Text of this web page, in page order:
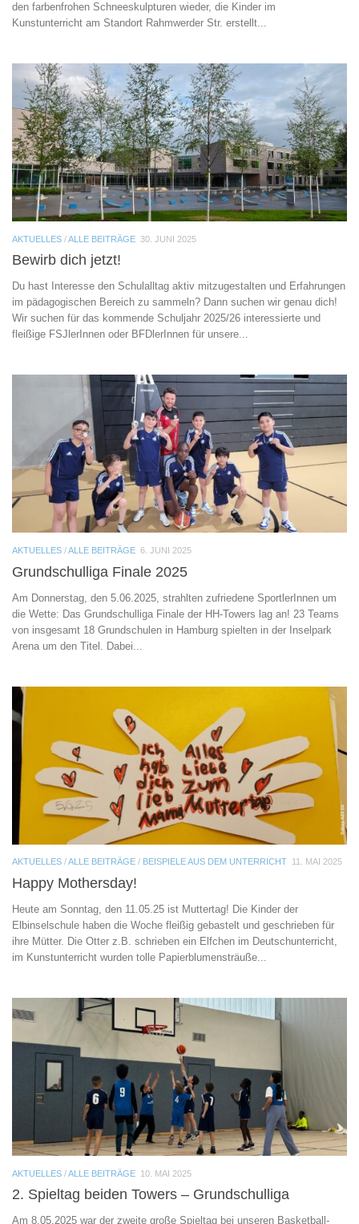
den farbenfrohen Schneeskulpturen wieder, die Kinder im
Kunstunterricht am Standort Rahmwerder Str. erstellt...
AKTUELLES /ALLE BEITRÄGE 30. JUNI 2025
Bewirb dich jetzt!
Du hast Interesse den Schulalltag aktiv mitzugestalten und Erfahrungen
im pädagogischen Bereich zu sammeln? Dann suchen wir genau dich!
Wir suchen für das kommende Schuljahr 2025/26 interessierte und
fleißige FSJlerInnen oder BFDlerInnen für unsere...
AKTUELLES /ALLE BEITRÄGE 6. JUNI 2025
Grundschulliga Finale 2025
Am Donnerstag, den 5.06.2025, strahlten zufriedene SportlerInnen um
die Wette: Das Grundschulliga Finale der HH-Towers lag an! 23 Teams
von insgesamt 18 Grundschulen in Hamburg spielten in der Inselpark
Arena um den Titel. Dabei...
AKTUELLES /ALLE BEITRÄGE / BEISPIELE AUS DEM UNTERRICHT 11. MAI 2025
Happy Mothersday!
Heute am Sonntag, den 11.05.25 ist Muttertag! Die Kinder der
Elbinselschule haben die Woche fleißig gebastelt und geschrieben für
ihre Mütter. Die Otter z.B. schrieben ein Elfchen im Deutschunterricht,
im Kunstunterricht wurden tolle Papierblumensträuße...
AKTUELLES /ALLE BEITRÄGE 10. MAI 2025
2. Spieltag beiden Towers – Grundschulliga
Am 8.05.2025 war der zweite große Spieltag bei unseren Basketball-